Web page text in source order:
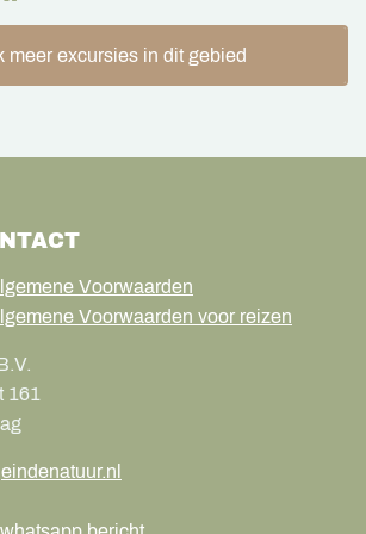
meer excursies in dit gebied
Voorwaarden
Voorwaarden voor reizen
161